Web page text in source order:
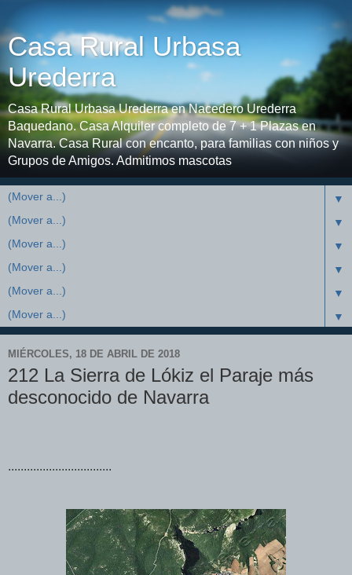
Casa Rural Urbasa
Urederra
Casa Rural Urbasa Urederra en Nacedero Urederra
Baquedano. Casa Alquiler completo de 7 + 1 Plazas en
Navarra. Casa Rural con encanto, para familias con niños y
Grupos de Amigos. Admitimos mascotas
▼
▼
▼
▼
▼
▼
MIÉRCOLES, 18 DE ABRIL DE 2018
212 La Sierra de Lókiz el Paraje más
desconocido de Navarra
.................................